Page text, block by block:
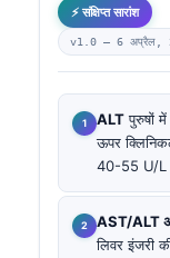
⚡ संक्षिप्त सारांश
v1.0 — 6 अप्रैल,
ALTपुरुषों
ऊपर
40-55 U/L
AST/ALT
लिवर इंजरी